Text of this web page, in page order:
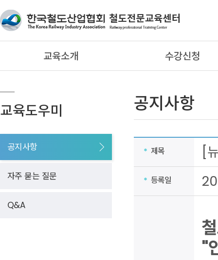
교육소개 수강신청
교육도우미
공지사항
자주 묻는 질문
Q&A
공지사항
* 제목 [
* 등록일
"